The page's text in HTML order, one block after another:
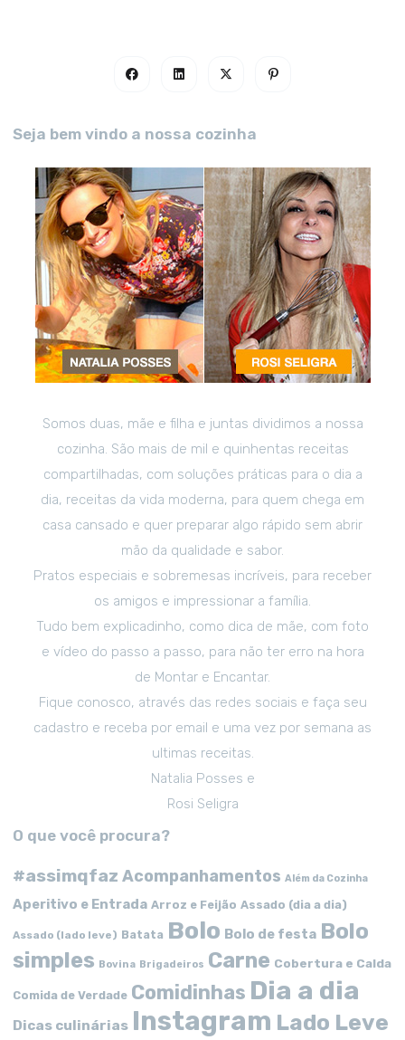
Seja bem vindo a nossa cozinha
Somos duas, mãe e filha e juntas dividimos a nossa
cozinha. São mais de mil e quinhentas receitas
compartilhadas, com soluções práticas para o dia a
dia, receitas da vida moderna, para quem chega em
casa cansado e quer preparar algo rápido sem abrir
mão da qualidade e sabor.
Pratos especiais e sobremesas incríveis, para receber
os amigos e impressionar a família.
Tudo bem explicadinho, como dica de mãe, com foto
e vídeo do passo a passo, para não ter erro na hora
de Montar e Encantar.
Fique conosco, através das redes sociais e faça seu
cadastro e receba por email e uma vez por semana as
ultimas receitas.
Natalia Posses e
Rosi Seligra
O que você procura?
#assimqfaz Acompanhamentos Além da Cozinha
Aperitivo e Entrada Arroz e Feijão Assado (dia a dia)
Assado (lado leve) Batata Bolo Bolo de festa Bolo
simples Bovina Brigadeiros Carne Cobertura e Calda
Comida de Verdade Comidinhas Dia a dia
Dicas culinárias Instagram Lado Leve